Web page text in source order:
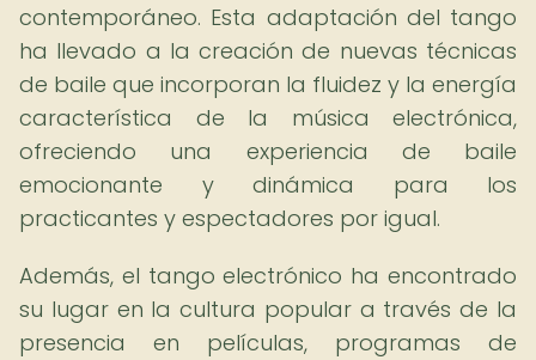
contemporáneo. Esta adaptación del tango
ha llevado a la creación de nuevas técnicas
de baile que incorporan la fluidez y la energía
característica de la música electrónica,
ofreciendo una experiencia de baile
emocionante y dinámica para los
practicantes y espectadores por igual.
Además, el tango electrónico ha encontrado
su lugar en la cultura popular a través de la
presencia en películas, programas de